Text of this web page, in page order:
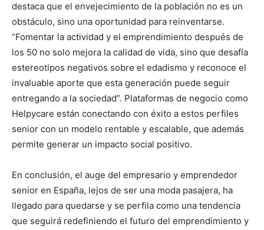
destaca que el envejecimiento de la población no es un
obstáculo, sino una oportunidad para reinventarse.
“Fomentar la actividad y el emprendimiento después de
los 50 no solo mejora la calidad de vida, sino que desafía
estereotipos negativos sobre el edadismo y reconoce el
invaluable aporte que esta generación puede seguir
entregando a la sociedad”. Plataformas de negocio como
Helpycare están conectando con éxito a estos perfiles
senior con un modelo rentable y escalable, que además
permite generar un impacto social positivo.
En conclusión, el auge del empresario y emprendedor
senior en España, lejos de ser una moda pasajera, ha
llegado para quedarse y se perfila como una tendencia
que seguirá redefiniendo el futuro del emprendimiento y